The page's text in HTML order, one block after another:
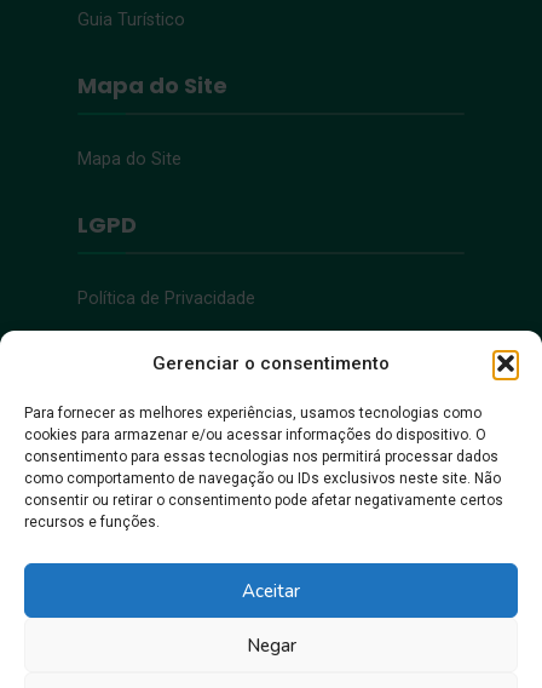
Gerenciar o consentimento
Para fornecer as melhores experiências, usamos tecnologias como
cookies para armazenar e/ou acessar informações do dispositivo. O
consentimento para essas tecnologias nos permitirá processar dados
como comportamento de navegação ou IDs exclusivos neste site. Não
consentir ou retirar o consentimento pode afetar negativamente certos
recursos e funções.
Aceitar
Negar
Guia Turístico
Mapa do Site
Mapa do Site
LGPD
Política de Privacidade
Acessibilidade
Acessibilidade